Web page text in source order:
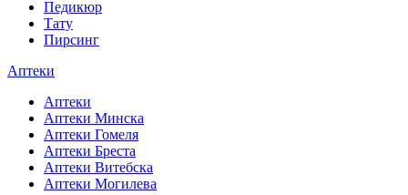
Педикюр
Тату
Пирсинг
Аптеки
Аптеки
Аптеки Минска
Аптеки Гомеля
Аптеки Бреста
Аптеки Витебска
Аптеки Могилева